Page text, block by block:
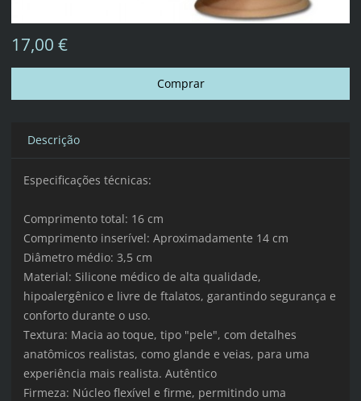
17,00 €
Descrição
Especificações técnicas:
Comprimento total: 16 cm
Comprimento inserível: Aproximadamente 14 cm
Diâmetro médio: 3,5 cm
Material: Silicone médico de alta qualidade,
hipoalergênico e livre de ftalatos, garantindo segurança e
conforto durante o uso.
Textura: Macia ao toque, tipo "pele", com detalhes
anatômicos realistas, como glande e veias, para uma
experiência mais realista. Autêntico
Firmeza: Núcleo flexível e firme, permitindo uma